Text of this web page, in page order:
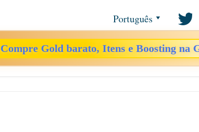
Português
Compre Gold barato, Itens e Boosting na